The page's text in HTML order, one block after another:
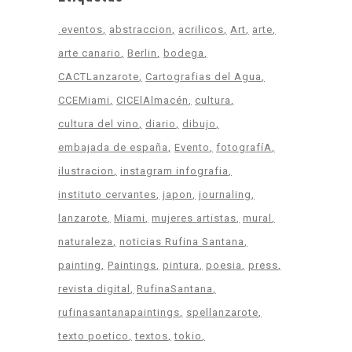
.eventos abstraccion acrilicos Art
arte
arte canario
Berlin
bodega
CACTLanzarote
Cartografias del Agua
CCEMiami
CICElAlmacén
cultura
cultura del vino
diario
dibujo
embajada de españa
Evento
fotografíA
ilustracion
instagram infografia
instituto cervantes japon
journaling
lanzarote Miami mujeres artistas mural
naturaleza
noticias Rufina Santana
painting
Paintings pintura poesia
press
revista digital
RufinaSantana
rufinasantanapaintings
spellanzarote
texto poetico
textos tokio